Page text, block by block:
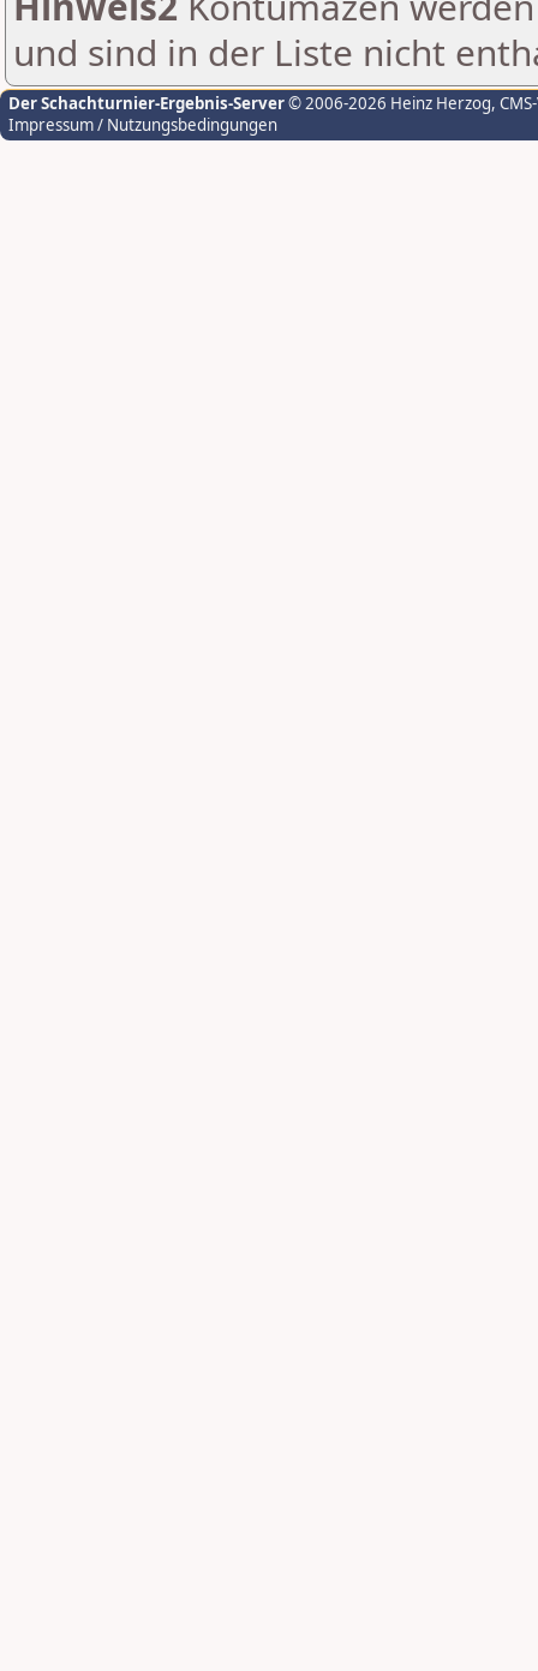
und sind in der Liste nicht
Der Schachturnier-Ergebnis-Server© 2006-2026 Heinz Herzog,
Impressum / Nutzungsbedingungen